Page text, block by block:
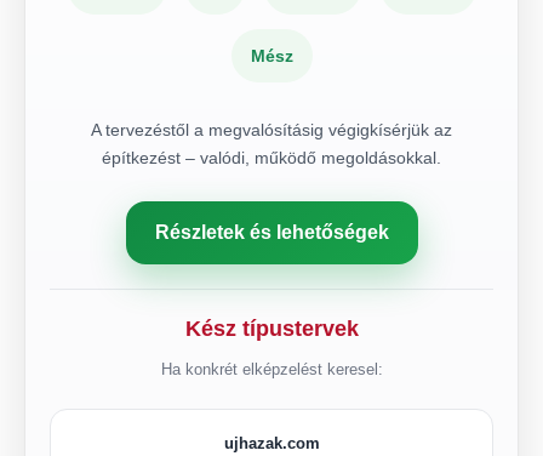
Mész
A tervezéstől a megvalósításig végigkísérjük az
építkezést – valódi, működő megoldásokkal.
Részletek és lehetőségek
Kész típustervek
Ha konkrét elképzelést keresel:
ujhazak.com